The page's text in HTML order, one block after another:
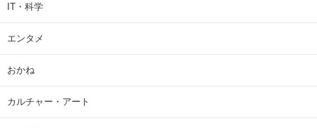
IT・科学
エンタメ
おかね
カルチャー・アート